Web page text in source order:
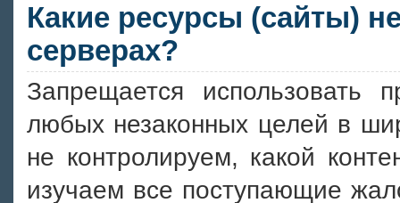
Какие ресурсы (сайты)
серверах?
Запрещается использовать
любых незаконных целей в
не контролируем, какой
изучаем все поступающие